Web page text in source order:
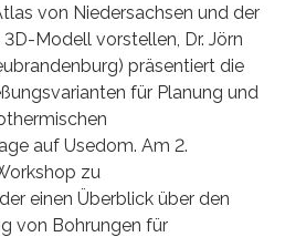
von Niedersachsen und der
Modell vorstellen, Dr. Jörn
präsentiert die
für Planung und
auf Usedom. Am 2.
zu
einen Überblick über den
von Bohrungen für